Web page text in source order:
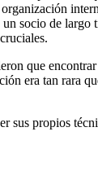
socio de
que
era tan rara
sus propios